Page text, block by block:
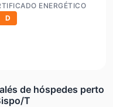
ENERGÉTICO
D
de hóspedes perto
T